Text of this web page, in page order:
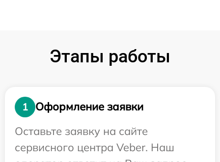
Этапы работы
1
Оформление заявки
Оставьте заявку на сайте
сервисного центра Veber. Наш